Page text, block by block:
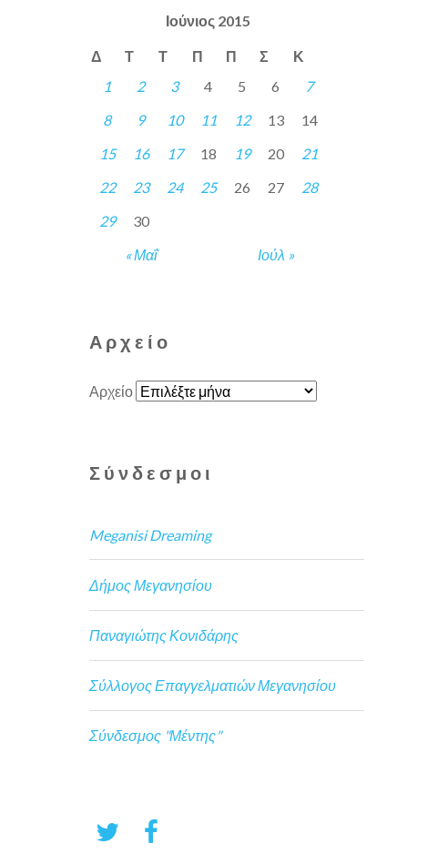
Ιούνιος 2015
Δ Τ Τ Π Π Σ Κ
« Μαΐ Ιούλ »
1 2 3 4 5 6
7
8
9 10 11 12 13
14
15
16 17 18 19 20
21
22
23 24 25 26 27
28
29
30
Αρχείο
Αρχείο
Σύνδεσμοι
Meganisi Dreaming
Δήμος Μεγανησίου
Παναγιώτης Κονιδάρης
Σύλλογος Επαγγελματιών Μεγανησίου
Σύνδεσμος "Μέντης"